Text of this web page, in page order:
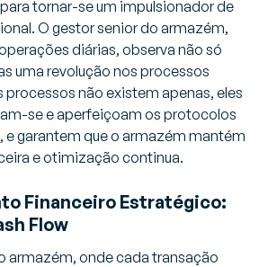
tornar-se um impulsionador de
O gestor senior do armazém,
diárias, observa não só
uma revolução nos processos
processos não existem apenas, eles
se e aperfeiçoam os protocolos
e garantem que o armazém mantém
e otimização continua.
Financeiro Estratégico:
Flow
armazém, onde cada transação